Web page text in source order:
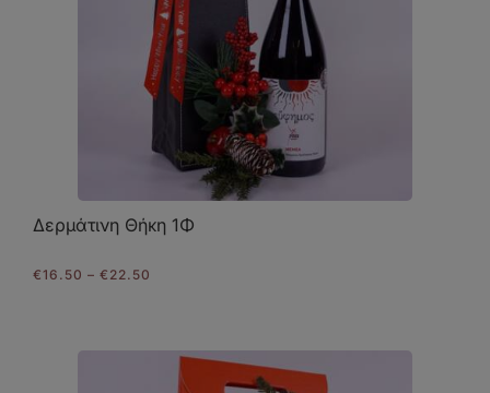
Δερμάτινη Θήκη 1Φ
€16.50 – € 22.50
€22.50